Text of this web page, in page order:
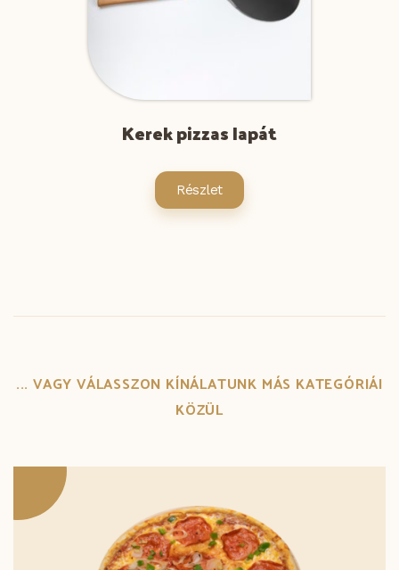
Kerek pizzas lapát
Részlet
... VAGY VÁLASSZON KÍNÁLATUNK MÁS KATEGÓRIÁI
KÖZÜL